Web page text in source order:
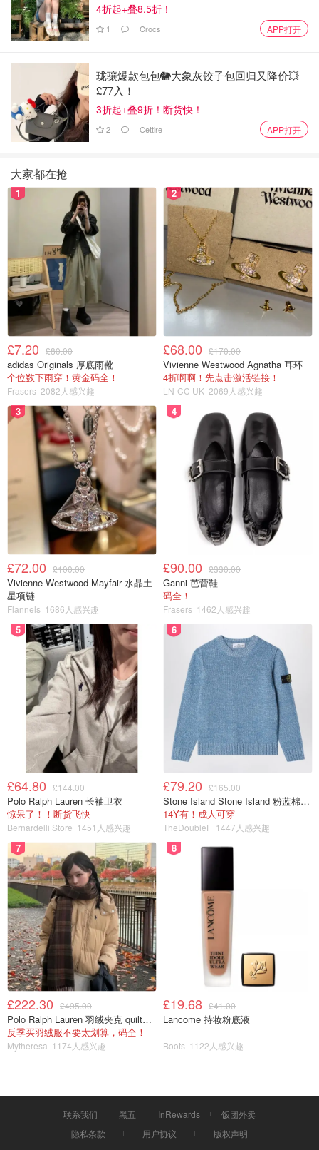
4折起+叠8.5折！
1 Crocs APP打开
珑骧爆款包包🐘大象灰饺子包回归又降价💥
£77入！
3折起+叠9折！断货快！
2 Cettire APP打开
大家都在抢
1
£7.20 £80.00
adidas Originals 厚底雨靴
个位数下雨穿！黄金码全！
Frasers 2082人感兴趣
2
£68.00 £170.00
Vivienne Westwood Agnatha 耳环
4折啊啊！先点击激活链接！
LN-CC UK 2069人感兴趣
3
£72.00 £100.00
Vivienne Westwood Mayfair 水晶土
星项链
Flannels 1686人感兴趣
4
£90.00 £330.00
Ganni 芭蕾鞋
码全！
Frasers 1462人感兴趣
5
£64.80 £144.00
Polo Ralph Lauren 长袖卫衣
惊呆了！！断货飞快
Bernardelli Store 1451人感兴趣
6
£79.20 £165.00
Stone Island Stone Island 粉蓝棉混纺针织衫
14Y有！成人可穿
TheDoubleF 1447人感兴趣
7
£222.30 £495.00
Polo Ralph Lauren 羽绒夹克 quilted款
反季买羽绒服不要太划算，码全！
Mytheresa 1174人感兴趣
8
£19.68 £41.00
Lancome 持妆粉底液
Boots 1122人感兴趣
联系我们 黑五 InRewards
饭团外卖
隐私条款
用户协议 版权声明